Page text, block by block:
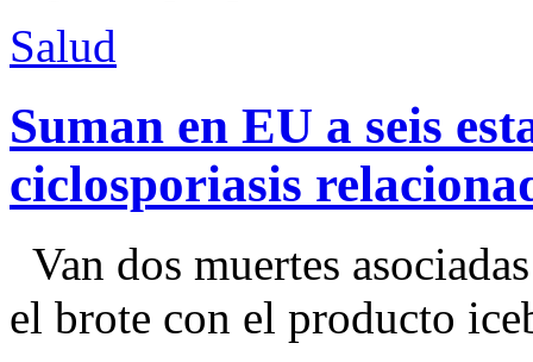
Salud
Suman en EU a seis
ciclosporiasis
Van dos muertes
el brote con el producto